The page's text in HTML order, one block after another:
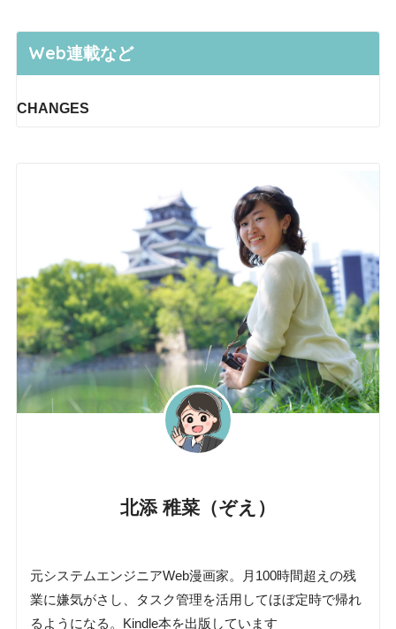
Web連載など
CHANGES
北添 稚菜（ぞえ）
元システムエンジニアWeb漫画家。月100時間超えの残
業に嫌気がさし、タスク管理を活用してほぼ定時で帰れ
るようになる。Kindle本を出版しています